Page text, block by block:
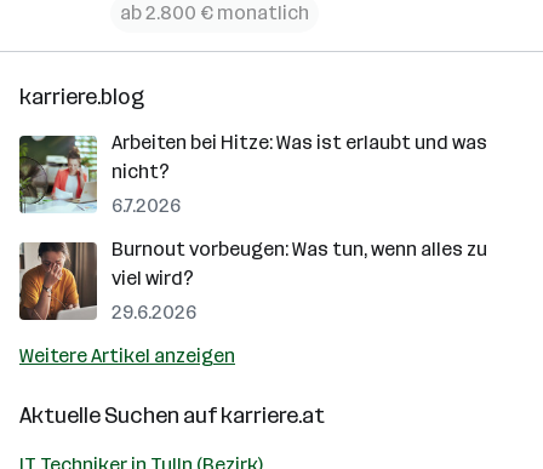
ab 2.800 € monatlich
karriere.blog
Arbeiten bei Hitze: Was ist erlaubt und was
nicht?
6.7.2026
Burnout vorbeugen: Was tun, wenn alles zu
viel wird?
29.6.2026
Weitere Artikel anzeigen
Aktuelle Suchen aufkarriere.at